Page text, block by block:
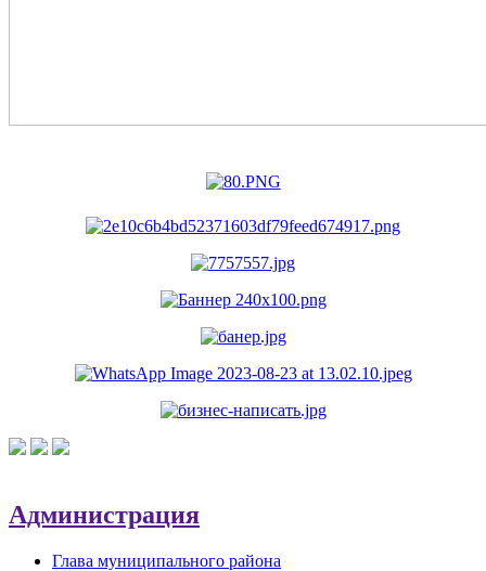
Администрация
Глава муниципального района